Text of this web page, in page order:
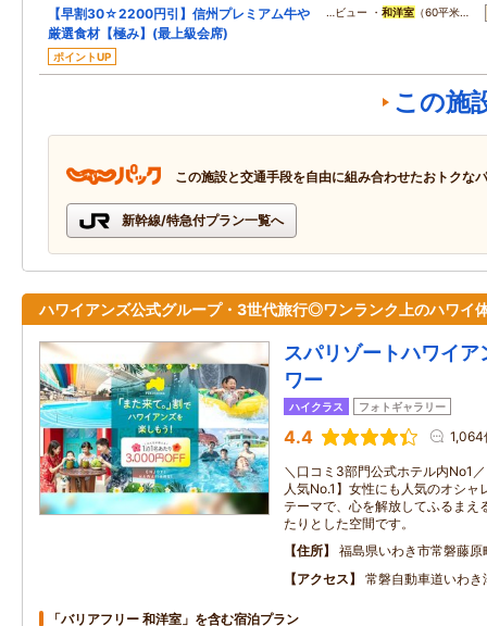
【早割30☆2200円引】信州プレミアム牛や
厳選食材【極み】(最上級会席)
ポイントUP
…ビュー ・和洋室 （60平米…
この施
この施設と交通手段を自由に組み合わせたおトクな
新幹線/特急付プラン一覧へ
ハワイアンズ公式グループ・3世代旅行◎ワンランク上のハワイ
スパリゾートハワイ
ワー
ハイクラス フォトギャラリー
4.4 1,064
＼口コミ3部門公式ホテル内No1
人気No.1】女性にも人気のオシ
テーマで、心を解放してふるまえ
たりとした空間です。
住所
福島県いわき市常磐藤原
アクセス
常磐自動車道いわ
「バリアフリー 和洋室」を含む宿泊プラン